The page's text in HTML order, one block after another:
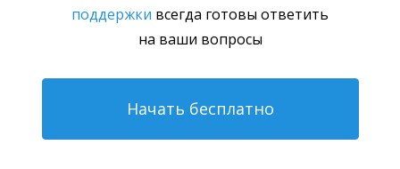
поддержки всегда готовы ответить
на ваши вопросы
Начать бесплатно